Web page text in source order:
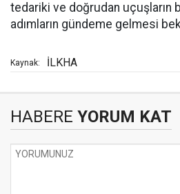
tedariki ve doğrudan uçuşların
adımların gündeme gelmesi
Kaynak: İLKHA
HABERE YORUM KAT